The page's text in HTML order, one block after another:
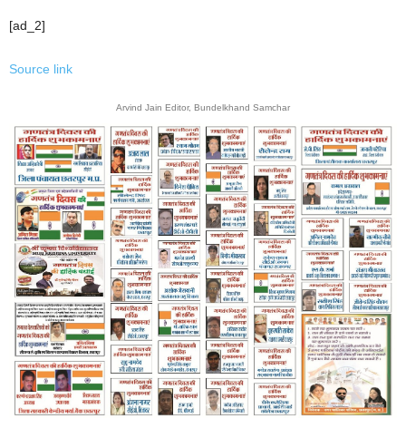
[ad_2]
Source link
Arvind Jain Editor, Bundelkhand Samchar